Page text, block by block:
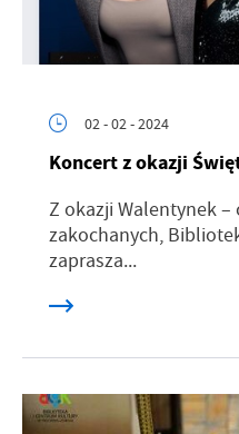
02 - 02 - 2024
Koncert z okazji
Z okazji Walentynek
zakochanych,
zaprasza...